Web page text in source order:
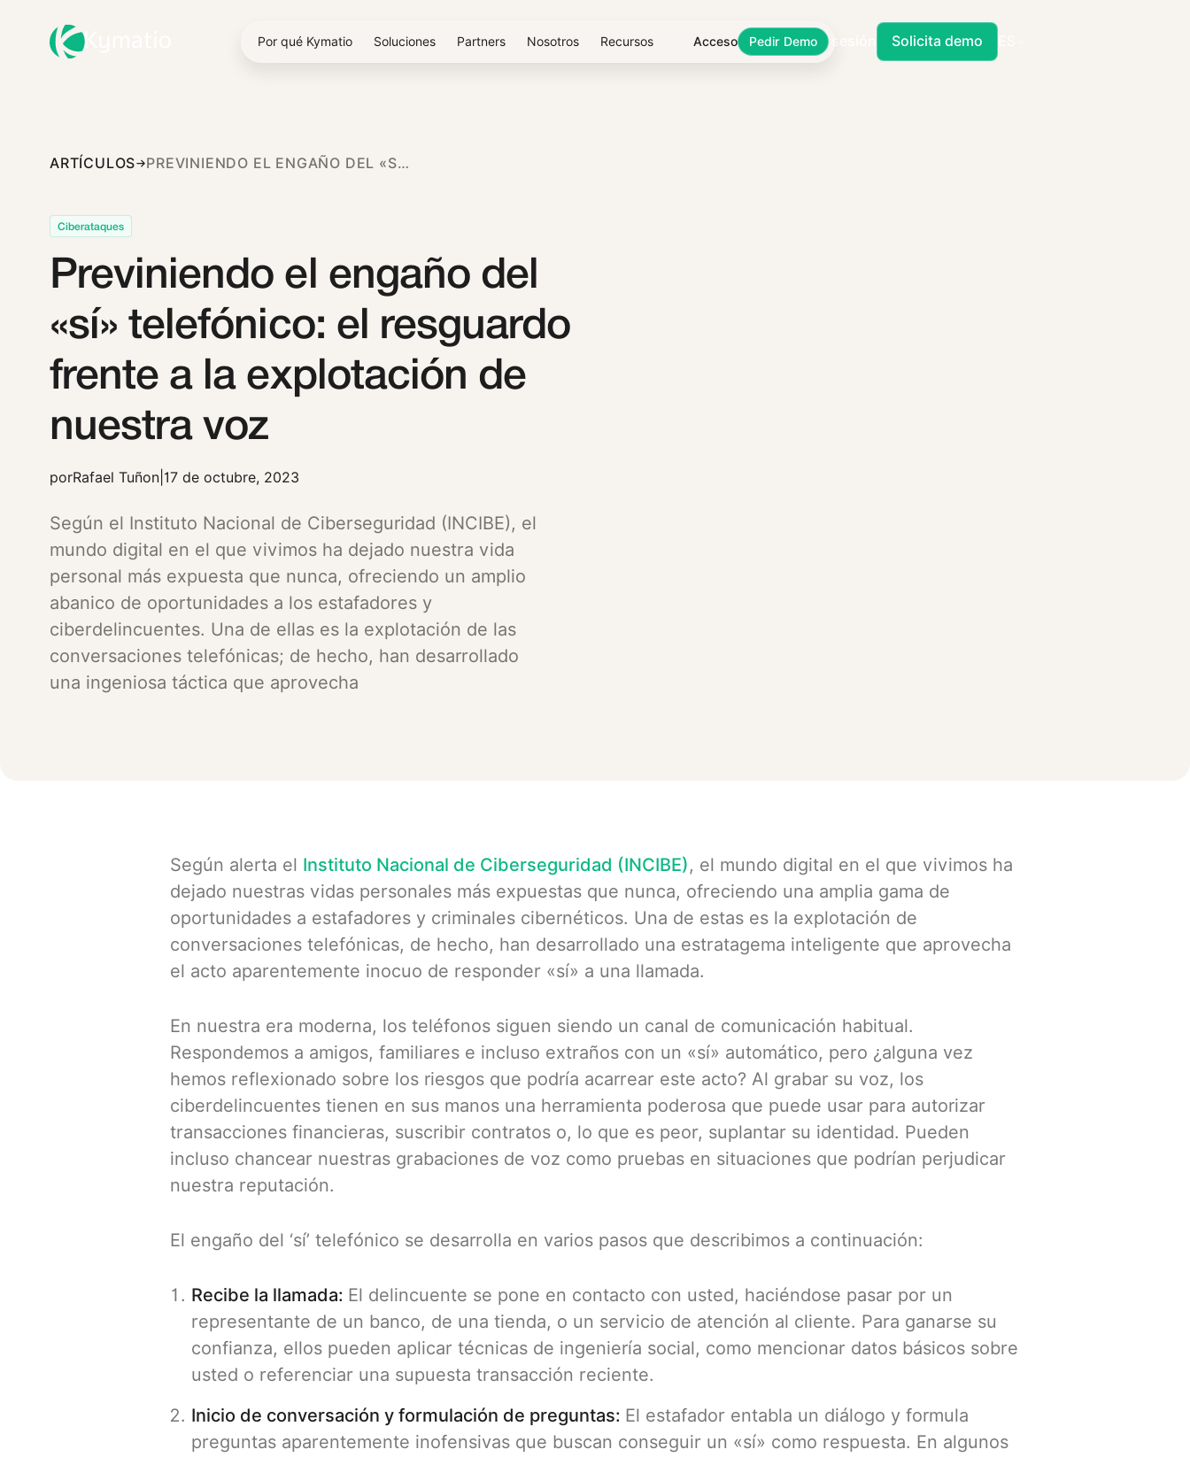
Por qué Kymatio Soluciones Partners Nosotros Recursos Acceso Pedir DemoIniciar sesión Solicita demo
ARTÍCULOS PREVINIENDO EL ENGAÑO DEL «SÍ» TELEFÓNICO: EL RESGUARDO FRENTE A LA EXPLOTACIÓN DE NUESTRA VOZ
Ciberataques
Previniendo el engaño del
«sí» telefónico: el resguardo
frente a la explotación de
nuestra voz
porRafael Tuñon 17 de octubre, 2023
Según el Instituto Nacional de Ciberseguridad (INCIBE), el
mundo digital en el que vivimos ha dejado nuestra vida
personal más expuesta que nunca, ofreciendo un amplio
abanico de oportunidades a los estafadores y
ciberdelincuentes. Una de ellas es la explotación de las
conversaciones telefónicas; de hecho, han desarrollado
una ingeniosa táctica que aprovecha
Según alerta el Instituto Nacional de Ciberseguridad (INCIBE), el mundo digital en el que vivimos ha
dejado nuestras vidas personales más expuestas que nunca, ofreciendo una amplia gama de
oportunidades a estafadores y criminales cibernéticos. Una de estas es la explotación de
conversaciones telefónicas, de hecho, han desarrollado una estratagema inteligente que aprovecha
el acto aparentemente inocuo de responder «sí» a una llamada.
En nuestra era moderna, los teléfonos siguen siendo un canal de comunicación habitual.
Respondemos a amigos, familiares e incluso extraños con un «sí» automático, pero ¿alguna vez
hemos reflexionado sobre los riesgos que podría acarrear este acto? Al grabar su voz, los
ciberdelincuentes tienen en sus manos una herramienta poderosa que puede usar para autorizar
transacciones financieras, suscribir contratos o, lo que es peor, suplantar su identidad. Pueden
incluso chancear nuestras grabaciones de voz como pruebas en situaciones que podrían perjudicar
nuestra reputación.
El engaño del ‘sí’ telefónico se desarrolla en varios pasos que describimos a continuación:
Recibe la llamada: El delincuente se pone en contacto con usted, haciéndose pasar por un
representante de un banco, de una tienda, o un servicio de atención al cliente. Para ganarse su
confianza, ellos pueden aplicar técnicas de ingeniería social, como mencionar datos básicos sobre
usted o referenciar una supuesta transacción reciente.
Inicio de conversación y formulación de preguntas: El estafador entabla un diálogo y formula
preguntas aparentemente inofensivas que buscan conseguir un «sí» como respuesta. En algunos